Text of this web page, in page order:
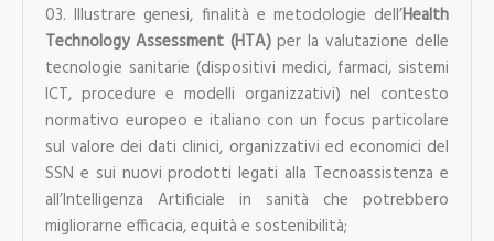
Illustrare genesi, finalità e metodologie dell’Health
Technology Assessment (HTA)per la valutazione delle
tecnologie sanitarie (dispositivi medici, farmaci, sistemi
ICT, procedure e modelli organizzativi) nel contesto
normativo europeo e italiano con un focus particolare
sul valore dei dati clinici, organizzativi ed economici del
SSN e sui nuovi prodotti legati alla Tecnoassistenza e
all’Intelligenza Artificiale in sanità che potrebbero
migliorarne efficacia, equità e sostenibilità;